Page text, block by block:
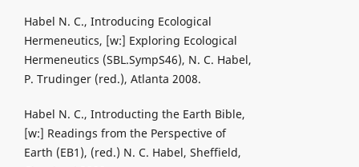
Habel N. C., Introducing Ecological
Hermeneutics, [w:] Exploring Ecological
Hermeneutics (SBL.SympS46), N. C. Habel,
P. Trudinger (red.), Atlanta 2008.
Habel N. C., Introducting the Earth Bible,
[w:] Readings from the Perspective of
Earth (EB1), (red.) N. C. Habel, Sheffield,